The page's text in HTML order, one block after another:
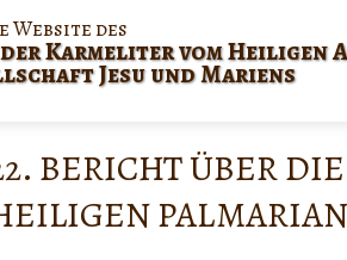
des
Karmeliter vom
Jesu und Mariens
BERICHT ÜBER